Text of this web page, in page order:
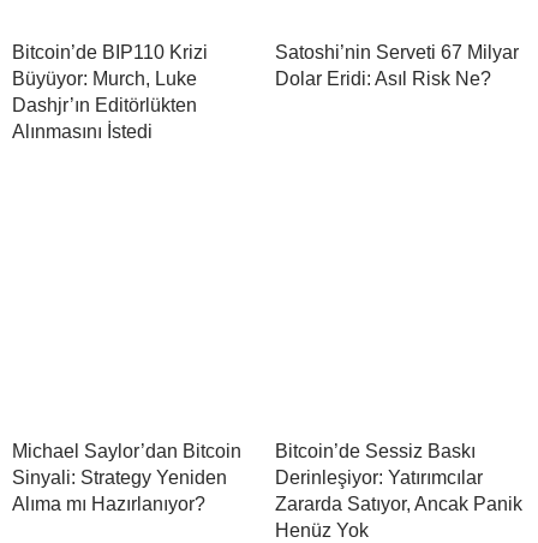
Bitcoin’de BIP110 Krizi
Büyüyor: Murch, Luke
Dashjr’ın Editörlükten
Alınmasını İstedi
Satoshi’nin Serveti 67 Milyar
Dolar Eridi: Asıl Risk Ne?
Michael Saylor’dan Bitcoin
Sinyali: Strategy Yeniden
Alıma mı Hazırlanıyor?
Bitcoin’de Sessiz Baskı
Derinleşiyor: Yatırımcılar
Zararda Satıyor, Ancak Panik
Henüz Yok